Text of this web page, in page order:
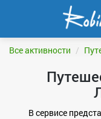
Все активности
В сервисе